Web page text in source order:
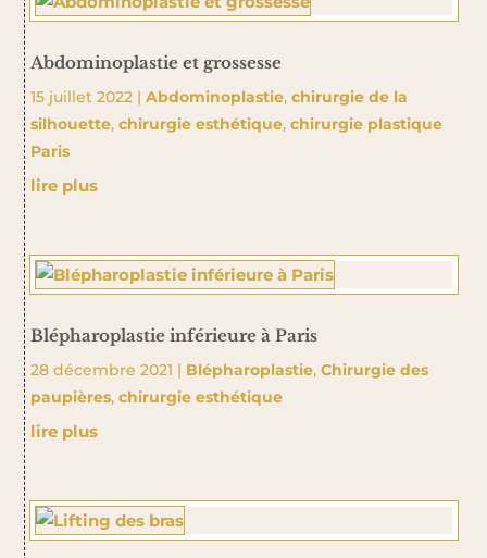
Abdominoplastie et grossesse
15 juillet 2022| Abdominoplastie, chirurgie de la
silhouette, chirurgie esthétique, chirurgie plastique
Paris
lire plus
Blépharoplastie inférieure à Paris
28 décembre 2021 | Blépharoplastie, Chirurgie des
paupières, chirurgie esthétique
lire plus